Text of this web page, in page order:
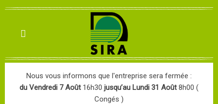
Nous vous informons que l'entreprise sera fermée :
du Vendredi 7 Août 16h30 jusqu’au Lundi 31 Août8h00 (
Congés )